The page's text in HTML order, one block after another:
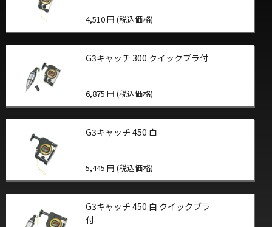
4,510 円 (税込価格)
G3キャッチ 300 クイックブラ付
6,875 円 (税込価格)
G3キャッチ 450 白
5,445 円 (税込価格)
G3キャッチ 450 白 クイックブラ
付